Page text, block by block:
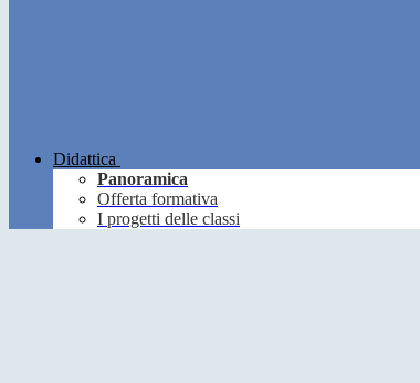
Didattica
Panoramica
Offerta formativa
I progetti delle classi